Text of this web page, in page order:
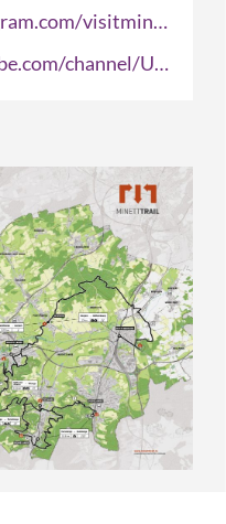
https://www.instagram.com/visitminett/
https://www.youtube.com/channel/UCiHhczrpBCxJSh4bs1mtyaw